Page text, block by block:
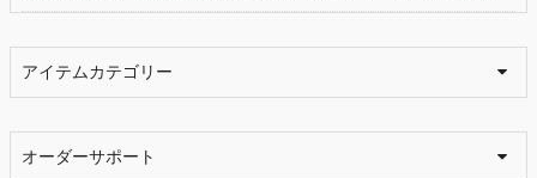
アイテムカテゴリー
オーダーサポート